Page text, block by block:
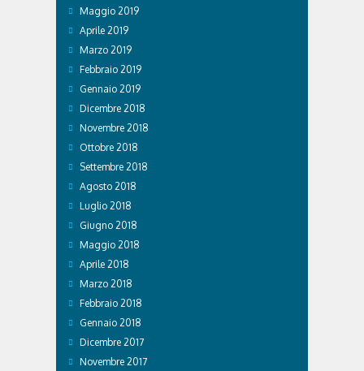
Maggio 2019
Aprile 2019
Marzo 2019
Febbraio 2019
Gennaio 2019
Dicembre 2018
Novembre 2018
Ottobre 2018
Settembre 2018
Agosto 2018
Luglio 2018
Giugno 2018
Maggio 2018
Aprile 2018
Marzo 2018
Febbraio 2018
Gennaio 2018
Dicembre 2017
Novembre 2017